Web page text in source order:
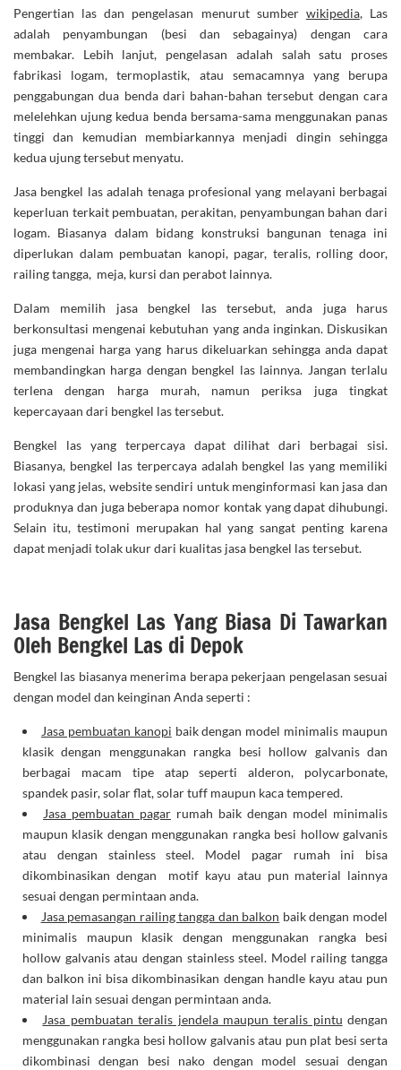
Pengertian las dan pengelasan menurut sumber wikipedia, Las
adalah penyambungan (besi dan sebagainya) dengan cara
membakar. Lebih lanjut, pengelasan adalah salah satu proses
fabrikasi logam, termoplastik, atau semacamnya yang berupa
penggabungan dua benda dari bahan-bahan tersebut dengan cara
melelehkan ujung kedua benda bersama-sama menggunakan panas
tinggi dan kemudian membiarkannya menjadi dingin sehingga
kedua ujung tersebut menyatu.
Jasa bengkel las adalah tenaga profesional yang melayani berbagai
keperluan terkait pembuatan, perakitan, penyambungan bahan dari
logam. Biasanya dalam bidang konstruksi bangunan tenaga ini
diperlukan dalam pembuatan kanopi, pagar, teralis, rolling door,
railing tangga, meja, kursi dan perabot lainnya.
Dalam memilih jasa bengkel las tersebut, anda juga harus
berkonsultasi mengenai kebutuhan yang anda inginkan. Diskusikan
juga mengenai harga yang harus dikeluarkan sehingga anda dapat
membandingkan harga dengan bengkel las lainnya. Jangan terlalu
terlena dengan harga murah, namun periksa juga tingkat
kepercayaan dari bengkel las tersebut.
Bengkel las yang terpercaya dapat dilihat dari berbagai sisi.
Biasanya, bengkel las terpercaya adalah bengkel las yang memiliki
lokasi yang jelas, website sendiri untuk menginformasi kan jasa dan
produknya dan juga beberapa nomor kontak yang dapat dihubungi.
Selain itu, testimoni merupakan hal yang sangat penting karena
dapat menjadi tolak ukur dari kualitas jasa bengkel las tersebut.
Jasa Bengkel Las Yang Biasa Di Tawarkan
Oleh Bengkel Las di Depok
Bengkel las biasanya menerima berapa pekerjaan pengelasan sesuai
dengan model dan keinginan Anda seperti :
Jasa pembuatan kanopi baik dengan model minimalis maupun
klasik dengan menggunakan rangka besi hollow galvanis dan
berbagai macam tipe atap seperti alderon, polycarbonate,
spandek pasir, solar flat, solar tuff maupun kaca tempered.
Jasa pembuatan pagar rumah baik dengan model minimalis
maupun klasik dengan menggunakan rangka besi hollow galvanis
atau dengan stainless steel. Model pagar rumah ini bisa
dikombinasikan dengan motif kayu atau pun material lainnya
sesuai dengan permintaan anda.
Jasa pemasangan railing tangga dan balkon baik dengan model
minimalis maupun klasik dengan menggunakan rangka besi
hollow galvanis atau dengan stainless steel. Model railing tangga
dan balkon ini bisa dikombinasikan dengan handle kayu atau pun
material lain sesuai dengan permintaan anda.
Jasa pembuatan teralis jendela maupun teralis pintu dengan
menggunakan rangka besi hollow galvanis atau pun plat besi serta
dikombinasi dengan besi nako dengan model sesuai dengan